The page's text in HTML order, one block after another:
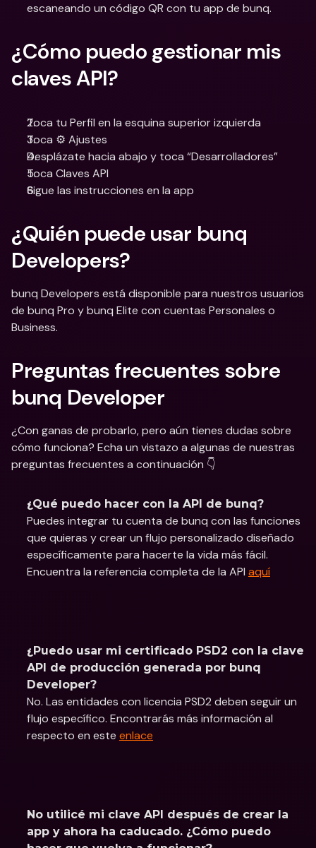
escaneando un código QR con tu app de bunq.
¿Cómo puedo gestionar mis
claves API?
Toca tu Perfil en la esquina superior izquierda
Toca ⚙️ Ajustes
Desplázate hacia abajo y toca “Desarrolladores”
Toca Claves API
Sigue las instrucciones en la app
¿Quién puede usar bunq
Developers?
bunq Developers está disponible para nuestros usuarios
de bunq Pro y bunq Elite con cuentas Personales o
Business.
Preguntas frecuentes sobre
bunq Developer
¿Con ganas de probarlo, pero aún tienes dudas sobre
cómo funciona? Echa un vistazo a algunas de nuestras
preguntas frecuentes a continuación 👇
¿Qué puedo hacer con la API de bunq?
Puedes integrar tu cuenta de bunq con las funciones
que quieras y crear un flujo personalizado diseñado
específicamente para hacerte la vida más fácil.
Encuentra la referencia completa de la API aquí
¿Puedo usar mi certificado PSD2 con la clave
API de producción generada por bunq
Developer?
No. Las entidades con licencia PSD2 deben seguir un
flujo específico. Encontrarás más información al
respecto en este enlace
No utilicé mi clave API después de crear la
app y ahora ha caducado. ¿Cómo puedo